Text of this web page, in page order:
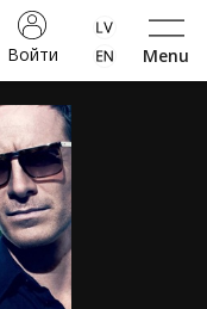
Menu
Войти